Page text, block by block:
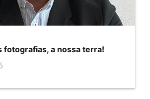
fotografias, a nossa terra!